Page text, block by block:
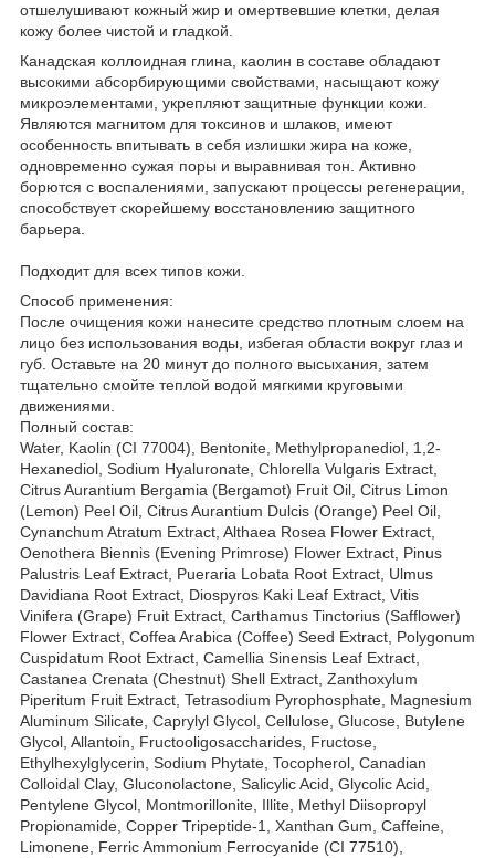
отшелушивают кожный жир и омертвевшие клетки, делая
кожу более чистой и гладкой.
Канадская коллоидная глина, каолин в составе обладают
высокими абсорбирующими свойствами, насыщают кожу
микроэлементами, укрепляют защитные функции кожи.
Являются магнитом для токсинов и шлаков, имеют
особенность впитывать в себя излишки жира на коже,
одновременно сужая поры и выравнивая тон. Активно
борются с воспалениями, запускают процессы регенерации,
способствует скорейшему восстановлению защитного
барьера.
Подходит для всех типов кожи.
Способ применения:
После очищения кожи нанесите средство плотным слоем на
лицо без использования воды, избегая области вокруг глаз и
губ. Оставьте на 20 минут до полного высыхания, затем
тщательно смойте теплой водой мягкими круговыми
движениями.
Полный состав:
Water, Kaolin (CI 77004), Bentonite, Methylpropanediol, 1,2-
Hexanediol, Sodium Hyaluronate, Chlorella Vulgaris Extract,
Citrus Aurantium Bergamia (Bergamot) Fruit Oil, Citrus Limon
(Lemon) Peel Oil, Citrus Aurantium Dulcis (Orange) Peel Oil,
Cynanchum Atratum Extract, Althaea Rosea Flower Extract,
Oenothera Biennis (Evening Primrose) Flower Extract, Pinus
Palustris Leaf Extract, Pueraria Lobata Root Extract, Ulmus
Davidiana Root Extract, Diospyros Kaki Leaf Extract, Vitis
Vinifera (Grape) Fruit Extract, Carthamus Tinctorius (Safflower)
Flower Extract, Coffea Arabica (Coffee) Seed Extract, Polygonum
Cuspidatum Root Extract, Camellia Sinensis Leaf Extract,
Castanea Crenata (Chestnut) Shell Extract, Zanthoxylum
Piperitum Fruit Extract, Tetrasodium Pyrophosphate, Magnesium
Aluminum Silicate, Caprylyl Glycol, Cellulose, Glucose, Butylene
Glycol, Allantoin, Fructooligosaccharides, Fructose,
Ethylhexylglycerin, Sodium Phytate, Tocopherol, Canadian
Colloidal Clay, Gluconolactone, Salicylic Acid, Glycolic Acid,
Pentylene Glycol, Montmorillonite, Illite, Methyl Diisopropyl
Propionamide, Copper Tripeptide-1, Xanthan Gum, Caffeine,
Limonene, Ferric Ammonium Ferrocyanide (CI 77510),